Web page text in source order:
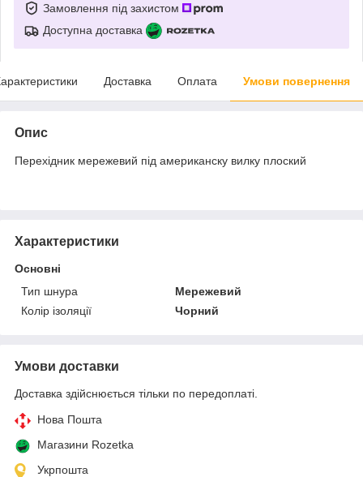
Замовлення під захистом
Доступна доставка
Доставка Оплата Умови повернення
Опис
Перехідник мережевий під американску вилку плоский
Характеристики
Основні
Тип шнура
Мережевий
Колір ізоляції
Чорний
Умови доставки
Доставка здійснюється тільки по передоплаті.
Нова Пошта
Магазини Rozetka
Укрпошта